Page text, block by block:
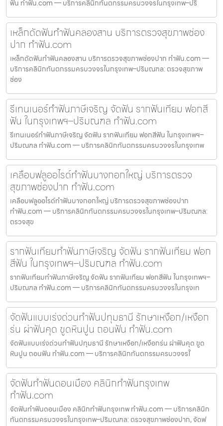
ฟัน ทำฟัน.com — บริการคลินิกทันตกรรมครบวงจรในกรุงเทพ–ปริ
เหล็กดัดฟันทำฟันคลองสาน บริการตรวจสุขภาพช่อง
ปาก ทำฟัน.com
เหล็กดัดฟันทำฟันคลองสาน บริการตรวจสุขภาพช่องปาก ทำฟัน.com —
บริการคลินิกทันตกรรมครบวงจรในกรุงเทพ–ปริมณฑล: ตรวจสุขภาพ
ช่อง
รีเทนเนอร์ทำฟันภาษีเจริญ จัดฟัน รากฟันเทียม ฟอกสี
ฟัน ในกรุงเทพฯ–ปริมณฑล ทำฟัน.com
รีเทนเนอร์ทำฟันภาษีเจริญ จัดฟัน รากฟันเทียม ฟอกสีฟัน ในกรุงเทพฯ–
ปริมณฑล ทำฟัน.com — บริการคลินิกทันตกรรมครบวงจรในกรุงเทพ
เคลือบฟลูออไรด์ทำฟันบางกอกใหญ่ บริการตรวจ
สุขภาพช่องปาก ทำฟัน.com
เคลือบฟลูออไรด์ทำฟันบางกอกใหญ่ บริการตรวจสุขภาพช่องปาก
ทำฟัน.com — บริการคลินิกทันตกรรมครบวงจรในกรุงเทพ–ปริมณฑล:
ตรวจสุข
รากฟันเทียมทำฟันภาษีเจริญ จัดฟัน รากฟันเทียม ฟอก
สีฟัน ในกรุงเทพฯ–ปริมณฑล ทำฟัน.com
รากฟันเทียมทำฟันภาษีเจริญ จัดฟัน รากฟันเทียม ฟอกสีฟัน ในกรุงเทพฯ–
ปริมณฑล ทำฟัน.com — บริการคลินิกทันตกรรมครบวงจรในกรุงเท
จัดฟันแบบเร่งด่วนทำฟันปทุมธานี รักษาเหงือก/เหงือก
ร่น ผ่าฟันคุด ขูดหินปูน ถอนฟัน ทำฟัน.com
จัดฟันแบบเร่งด่วนทำฟันปทุมธานี รักษาเหงือก/เหงือกร่น ผ่าฟันคุด ขูด
หินปูน ถอนฟัน ทำฟัน.com — บริการคลินิกทันตกรรมครบวงจรใ
จัดฟันทำฟันดอนเมือง คลินิกทำฟันกรุงเทพ
ทำฟัน.com
จัดฟันทำฟันดอนเมือง คลินิกทำฟันกรุงเทพ ทำฟัน.com — บริการคลินิก
ทันตกรรมครบวงจรในกรุงเทพ–ปริมณฑล: ตรวจสุขภาพช่องปาก, จัดฟ